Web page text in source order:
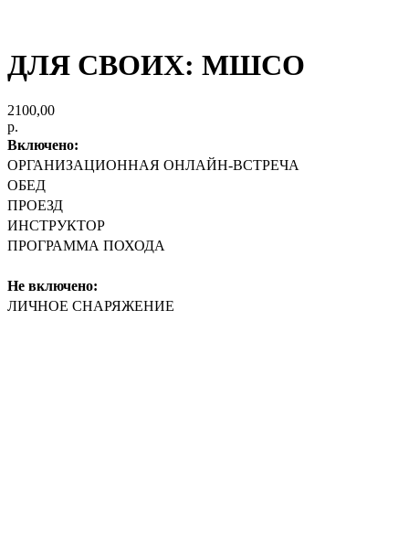
ДЛЯ СВОИХ: МШСО
2100,00
р.
Включено:
ОРГАНИЗАЦИОННАЯ ОНЛАЙН-ВСТРЕЧА
ОБЕД
ПРОЕЗД
ИНСТРУКТОР
ПРОГРАММА ПОХОДА
Не включено:
ЛИЧНОЕ СНАРЯЖЕНИЕ